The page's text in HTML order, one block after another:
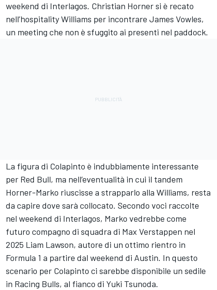
weekend di Interlagos. Christian Horner si è recato
nell’hospitality Williams per incontrare James Vowles,
un meeting che non è sfuggito ai presenti nel paddock.
La figura di Colapinto è indubbiamente interessante
per Red Bull, ma nell’eventualità in cui il tandem
Horner-Marko riuscisse a strapparlo alla Williams, resta
da capire dove sarà collocato. Secondo voci raccolte
nel weekend di Interlagos, Marko vedrebbe come
futuro compagno di squadra di Max Verstappen nel
2025 Liam Lawson, autore di un ottimo rientro in
Formula 1 a partire dal weekend di Austin. In questo
scenario per Colapinto ci sarebbe disponibile un sedile
in Racing Bulls, al fianco di Yuki Tsunoda.